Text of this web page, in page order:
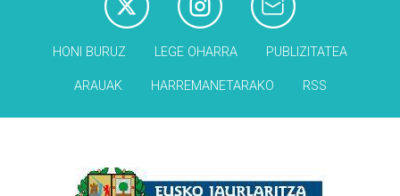
HONI BURUZ LEGE OHARRA PUBLIZITATEA
ARAUAK HARREMANETARAKO RSS